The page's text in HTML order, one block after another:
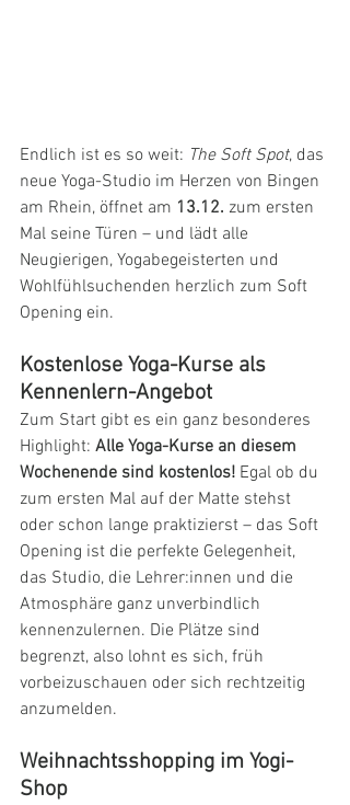
Endlich ist es so weit: The Soft Spot, das
neue Yoga-Studio im Herzen von Bingen
am Rhein, öffnet am 13.12. zum ersten
Mal seine Türen – und lädt alle
Neugierigen, Yogabegeisterten und
Wohlfühlsuchenden herzlich zum Soft
Opening ein.
Kostenlose Yoga-Kurse als
Kennenlern-Angebot
Zum Start gibt es ein ganz besonderes
Highlight: Alle Yoga-Kurse an diesem
Wochenende sind kostenlos! Egal ob du
zum ersten Mal auf der Matte stehst
oder schon lange praktizierst – das Soft
Opening ist die perfekte Gelegenheit,
das Studio, die Lehrer:innen und die
Atmosphäre ganz unverbindlich
kennenzulernen. Die Plätze sind
begrenzt, also lohnt es sich, früh
vorbeizuschauen oder sich rechtzeitig
anzumelden.
Weihnachtsshopping im Yogi-
Shop